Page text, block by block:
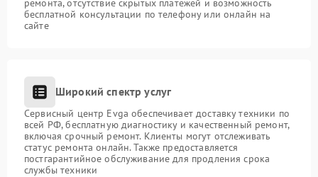
ремонта, отсутствие скрытых платежей и возможность
бесплатной консультации по телефону или онлайн на
сайте
Широкий спектр услуг
Сервисный центр Evga обеспечивает доставку техники по
всей РФ, бесплатную диагностику и качественный ремонт,
включая срочный ремонт. Клиенты могут отслеживать
статус ремонта онлайн. Также предоставляется
постгарантийное обслуживание для продления срока
службы техники